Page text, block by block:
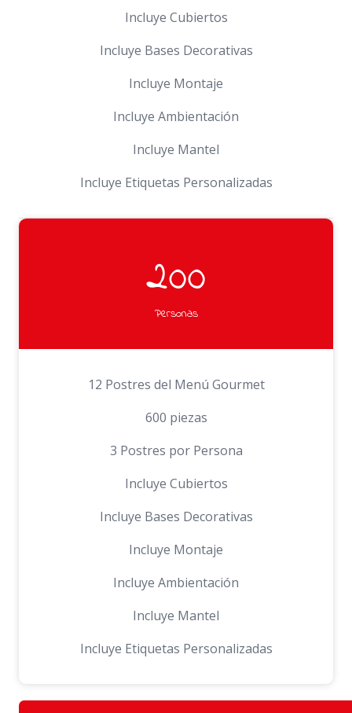
Incluye Cubiertos
Incluye Bases Decorativas
Incluye Montaje
Incluye Ambientación
Incluye Mantel
Incluye Etiquetas Personalizadas
200
Personas
12 Postres del Menú Gourmet
600 piezas
3 Postres por Persona
Incluye Cubiertos
Incluye Bases Decorativas
Incluye Montaje
Incluye Ambientación
Incluye Mantel
Incluye Etiquetas Personalizadas